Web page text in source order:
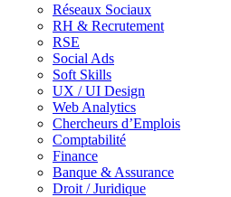
Réseaux Sociaux
RH & Recrutement
RSE
Social Ads
Soft Skills
UX / UI Design
Web Analytics
Chercheurs d’Emplois
Comptabilité
Finance
Banque & Assurance
Droit / Juridique